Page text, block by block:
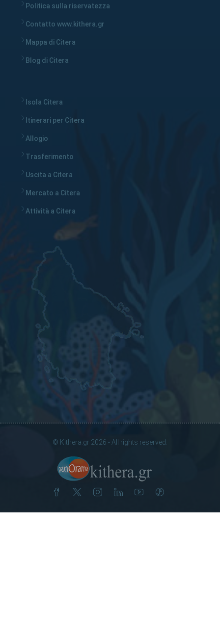
Politica sulla riservatezza
Contatto www.kithera.gr
Mappa di Citera
Blog di Citera
Isola Citera
Itinerari per Citera
Allogio
Trasferimento
Uscita a Citera
Mercato a Citera
Attività a Citera
© Kithera.gr 2026 - All rights reserved.